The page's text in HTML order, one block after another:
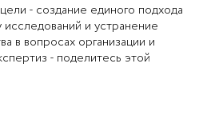
- создание единого подхода
и устранение
в вопросах организации и
- поделитесь этой